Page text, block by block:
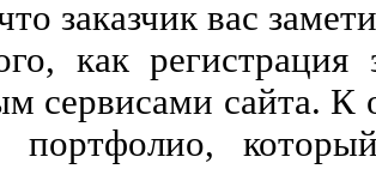
заказчик вас
как регистрация
сервисами сайта. К
портфолио,